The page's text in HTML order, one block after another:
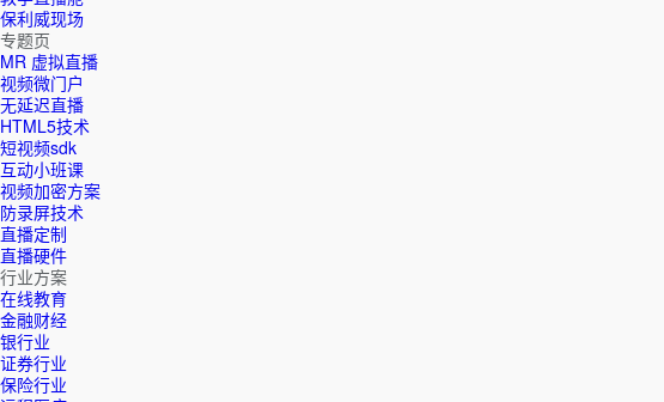
保利威现场
专题页
MR 虚拟直播
视频微门户
无延迟直播
HTML5技术
短视频sdk
互动小班课
视频加密方案
防录屏技术
直播定制
直播硬件
行业方案
在线教育
金融财经
银行业
证券行业
保险行业